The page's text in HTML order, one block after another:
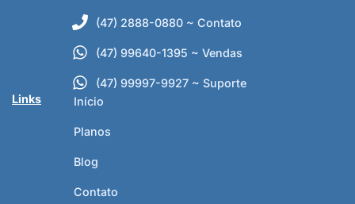
(47) 2888-0880 ~ Contato
(47) 99640-1395 ~ Vendas
(47) 99997-9927 ~ Suporte
Links
Início
Planos
Blog
Contato